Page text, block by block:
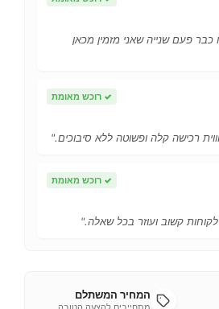
כבר פעם שנייה שאני מזמין מכאן
✓ רוכש מאומת
רכישה קלה ופשוטה ללא סיבוכים."
✓ רוכש מאומת
קשוב ועוזר בכל שאלה."
המחיר המשתלם